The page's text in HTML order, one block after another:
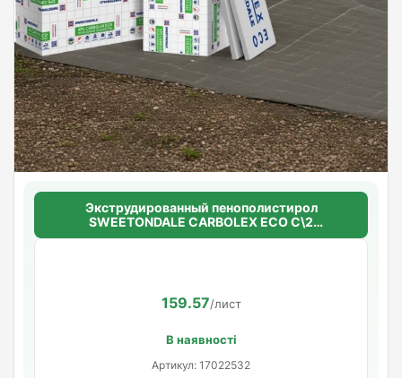
Экструдированный пенополистирол
SWEETONDALE CARBOLEX ECO C\2
(шероховатый) 50мм.*1180мм.*580мм. (5,4752
159.57/лист
В наявності
Артикул: 17022532